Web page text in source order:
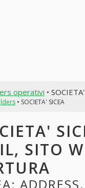
operativi •
• SOCIETA' SICEA
SITO